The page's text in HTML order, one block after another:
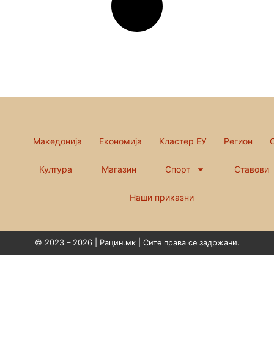
Македонија Економија Кластер ЕУ Регион
Култура Магазин Спорт Ставови
Наши приказни
© 2023 – 2026 | Рацин.мк | Сите права се задржани.